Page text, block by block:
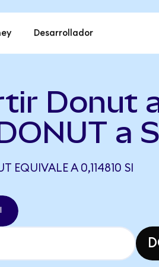
Desarrollador
Donut
a
EQUIVALE A 0,114810 SI